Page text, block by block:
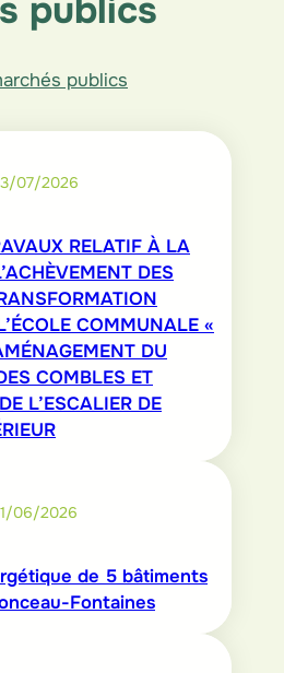
publics
publics
07/2026
RELATIF À LA
DES
COMMUNALE «
DU
COMBLES ET
L’ESCALIER DE
06/2026
de 5 bâtiments
Fontaines